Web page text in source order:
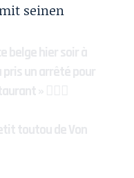
seinen
belge hier soir à
pris un arrêté pour
» 🤦🏻‍♂️
toutou de Von